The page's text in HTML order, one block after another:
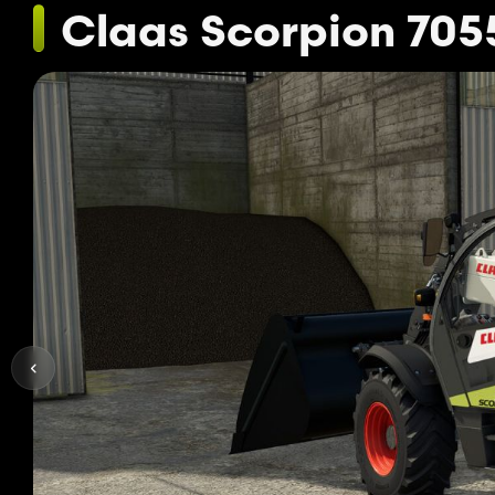
Claas Scorpion